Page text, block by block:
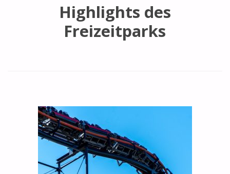
Highlights des
Freizeitparks